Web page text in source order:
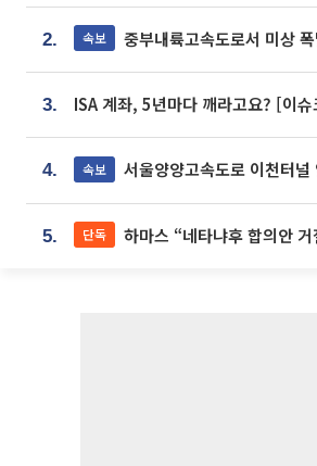
2. 속보 중부내륙고속도로서 미상
3. ISA 계좌, 5년마다 깨라고요? [이슈
4. 속보 서울양양고속도로 이천터널
5. 단독 하마스 “네타냐후 합의안 거절, 총선